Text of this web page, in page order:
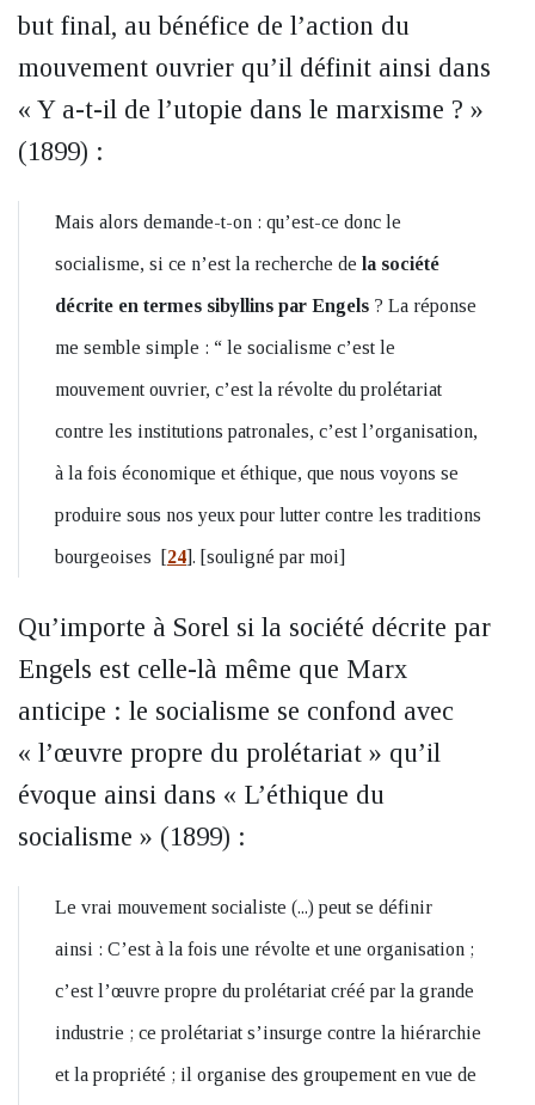
but final, au bénéfice de l’action du
mouvement ouvrier qu’il définit ainsi dans
« Y a-t-il de l’utopie dans le marxisme ? »
(1899) :
Mais alors demande-t-on : qu’est-ce donc le
socialisme, si ce n’est la recherche de la société
décrite en termes sibyllins par Engels ? La réponse
me semble simple : “ le socialisme c’est le
mouvement ouvrier, c’est la révolte du prolétariat
contre les institutions patronales, c’est l’organisation,
à la fois économique et éthique, que nous voyons se
produire sous nos yeux pour lutter contre les traditions
bourgeoises [24]. [souligné par moi]
Qu’importe à Sorel si la société décrite par
Engels est celle-là même que Marx
anticipe : le socialisme se confond avec
« l’œuvre propre du prolétariat » qu’il
évoque ainsi dans « L’éthique du
socialisme » (1899) :
Le vrai mouvement socialiste (...) peut se définir
ainsi : C’est à la fois une révolte et une organisation ;
c’est l’œuvre propre du prolétariat créé par la grande
industrie ; ce prolétariat s’insurge contre la hiérarchie
et la propriété ; il organise des groupement en vue de